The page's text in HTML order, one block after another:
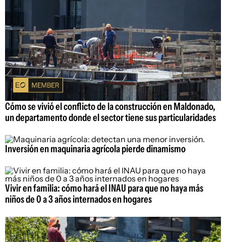
Cómo se vivió el conflicto de la construcción en Maldonado,
un departamento donde el sector tiene sus particularidades
Inversión en maquinaria agrícola pierde dinamismo
Vivir en familia: cómo hará el INAU para que no haya más
niños de 0 a 3 años internados en hogares